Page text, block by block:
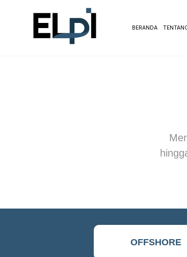
BERANDA
OFFSHORE